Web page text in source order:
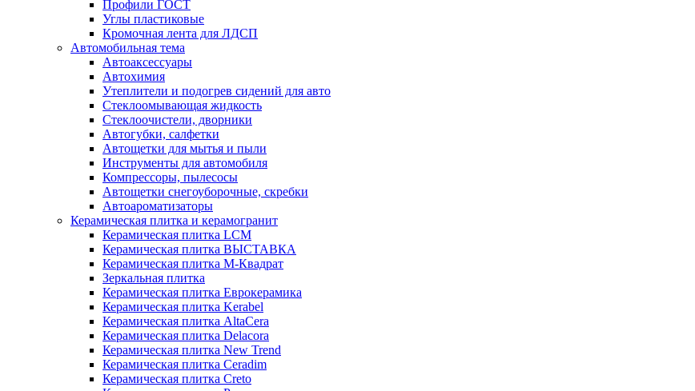
Профили ГОСТ
Углы пластиковые
Кромочная лента для ЛДСП
Автомобильная тема
Автоаксессуары
Автохимия
Утеплители и подогрев сидений для авто
Стеклоомывающая жидкость
Стеклоочистели, дворники
Автогубки, салфетки
Автощетки для мытья и пыли
Инструменты для автомобиля
Компрессоры, пылесосы
Автощетки снегоуборочные, скребки
Автоароматизаторы
Керамическая плитка и керамогранит
Керамическая плитка LCM
Керамическая плитка ВЫСТАВКА
Керамическая плитка М-Квадрат
Зеркальная плитка
Керамическая плитка Еврокерамика
Керамическая плитка Kerabel
Керамическая плитка AltaCera
Керамическая плитка Delacora
Керамическая плитка New Trend
Керамическая плитка Ceradim
Керамическая плитка Creto